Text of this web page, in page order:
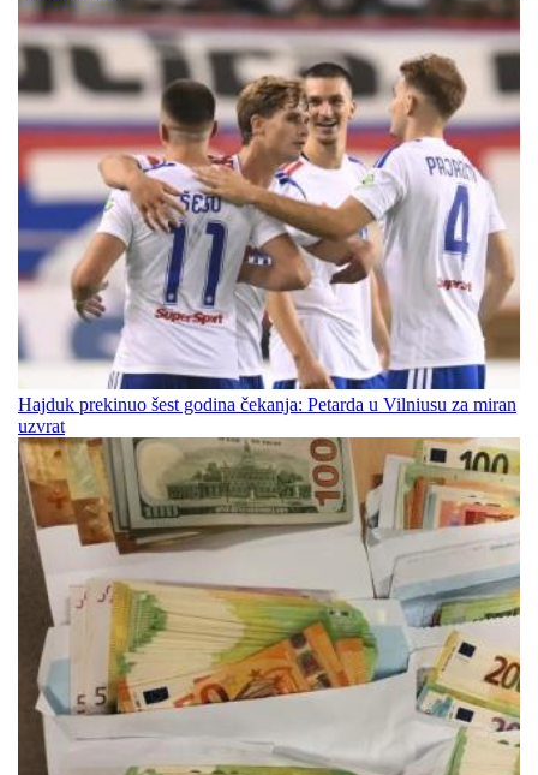
Hajduk prekinuo šest godina čekanja: Petarda u Vilniusu za miran
uzvrat